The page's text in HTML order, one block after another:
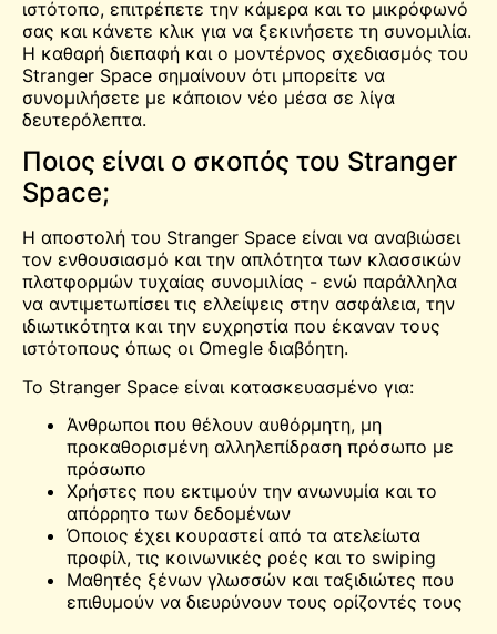
ιστότοπο, επιτρέπετε την κάμερα και το μικρόφωνό
σας και κάνετε κλικ για να ξεκινήσετε τη συνομιλία.
Η καθαρή διεπαφή και ο μοντέρνος σχεδιασμός του
Stranger Space σημαίνουν ότι μπορείτε να
συνομιλήσετε με κάποιον νέο μέσα σε λίγα
δευτερόλεπτα.
Ποιος είναι ο σκοπός του Stranger
Space;
Η αποστολή του Stranger Space είναι να αναβιώσει
τον ενθουσιασμό και την απλότητα των κλασσικών
πλατφορμών τυχαίας συνομιλίας - ενώ παράλληλα
να αντιμετωπίσει τις ελλείψεις στην ασφάλεια, την
ιδιωτικότητα και την ευχρηστία που έκαναν τους
ιστότοπους όπως οι Omegle διαβόητη.
Το Stranger Space είναι κατασκευασμένο για:
Άνθρωποι που θέλουν αυθόρμητη, μη
προκαθορισμένη αλληλεπίδραση πρόσωπο με
πρόσωπο
Χρήστες που εκτιμούν την ανωνυμία και το
απόρρητο των δεδομένων
Όποιος έχει κουραστεί από τα ατελείωτα
προφίλ, τις κοινωνικές ροές και το swiping
Μαθητές ξένων γλωσσών και ταξιδιώτες που
επιθυμούν να διευρύνουν τους ορίζοντές τους